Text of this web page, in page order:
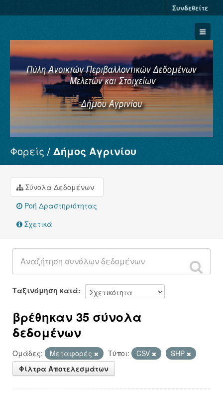
Συνδεθείτε
Σύνολα Δεδομένων
Φορείς
Ομάδες
Σχετικά
Φορείς Δήμος Αγρινίου
Σύνολα Δεδομένων
Ροή Δραστηριότητας
Σχετικά
Ταξινόμηση κατά
βρέθηκαν 35 σύνολα
δεδομένων
Ομάδες: Μεταφορές Τύποι: CSV
SHP
Φίλτρα Αποτελεσμάτων